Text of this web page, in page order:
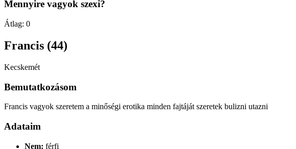
Mennyire vagyok szexi?
Átlag: 0
Francis (44)
Kecskemét
Bemutatkozásom
Francis vagyok szeretem a minőségi erotika minden fajtáját szeretek bulizni utazni
Adataim
Nem: férfi